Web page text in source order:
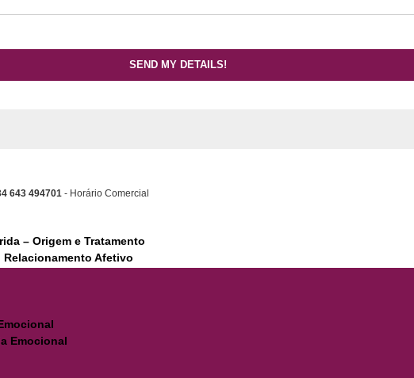
643 494701 - Horário Comercial
– Origem e Tratamento
Afetivo
Emocional